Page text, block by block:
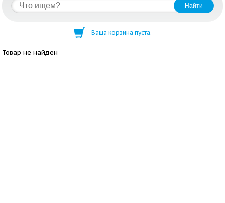
Ваша корзина пуста.
Товар не найден